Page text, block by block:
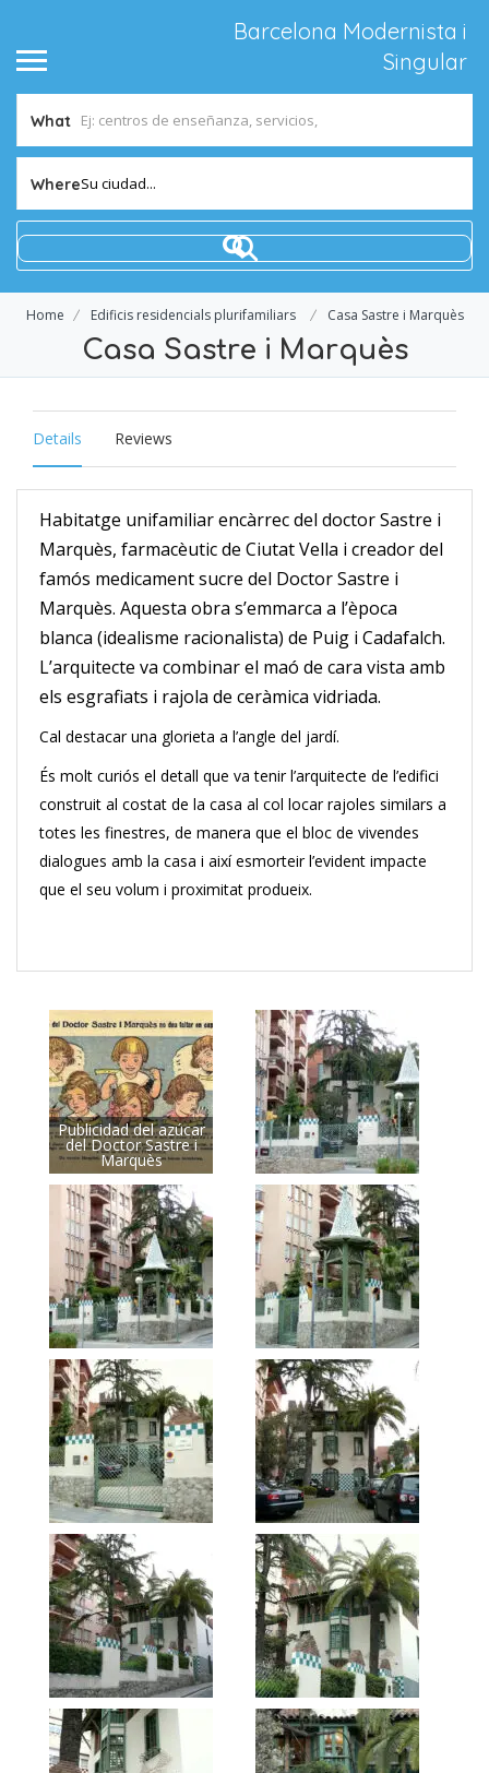
Barcelona Modernista i
Singular
What
WhereSu ciudad...
Home Edificis residencials plurifamiliars Casa Sastre i Marquès
Casa Sastre i Marquès
Details Reviews
Habitatge unifamiliar encàrrec del doctor Sastre i
Marquès, farmacèutic de Ciutat Vella i creador del
famós medicament sucre del Doctor Sastre i
Marquès. Aquesta obra s’emmarca a l’època
blanca (idealisme racionalista) de Puig i Cadafalch.
L’arquitecte va combinar el maó de cara vista amb
els esgrafiats i rajola de ceràmica vidriada.
Cal destacar una glorieta a l’angle del jardí.
És molt curiós el detall que va tenir l’arquitecte de l’edifici
construit al costat de la casa al col locar rajoles similars a
totes les finestres, de manera que el bloc de vivendes
dialogues amb la casa i així esmorteir l’evident impacte
que el seu volum i proximitat produeix.
Publicidad del azúcar
del Doctor Sastre i
Marquès